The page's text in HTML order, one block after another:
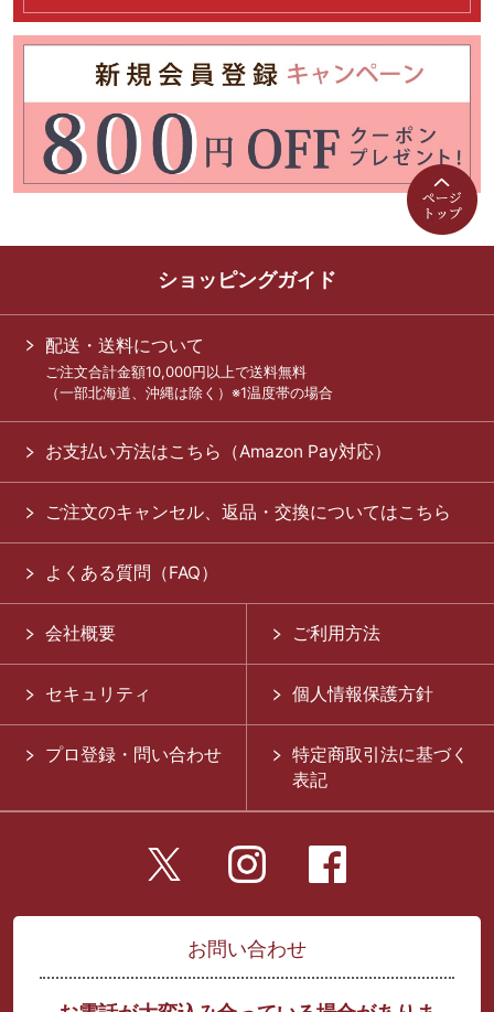
ショッピングガイド
配送・送料について
ご注文合計金額10,000円以上で送料無料
（一部北海道、沖縄は除く）※1温度帯の場合
お支払い方法はこちら（Amazon Pay対応）
ご注文のキャンセル、返品・交換についてはこちら
よくある質問（FAQ）
会社概要 ご利用方法
セキュリティ 個人情報保護方針
プロ登録・問い合わせ
特定商取引法に基づく
表記
お問い合わせ